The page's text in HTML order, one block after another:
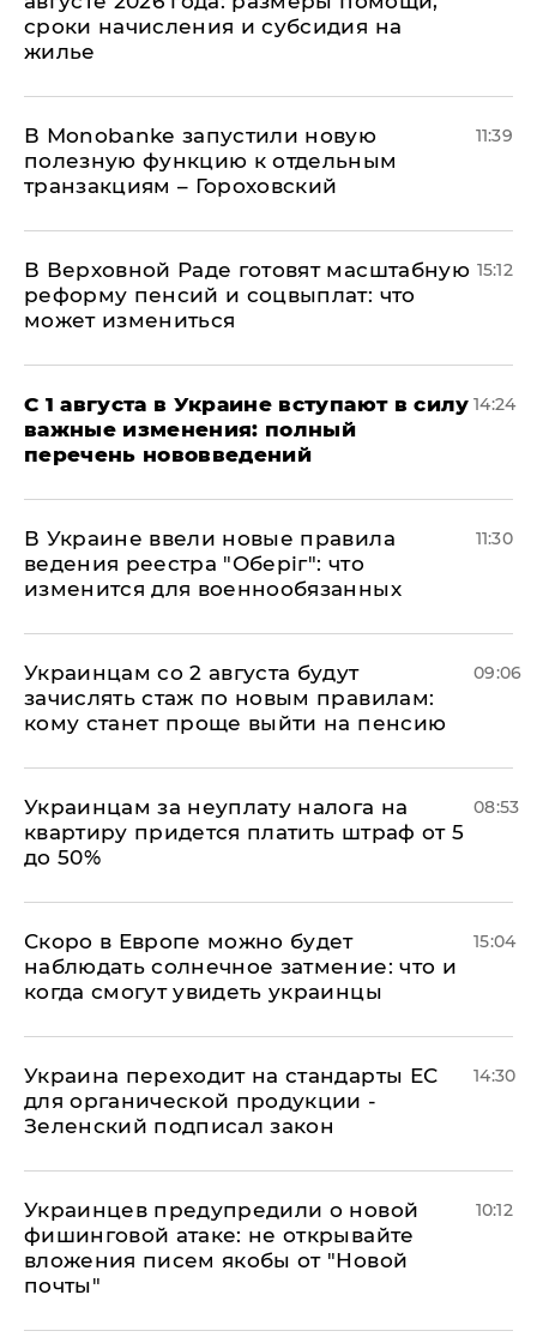
сроки начисления и субсидия на
жилье
В Мonobankе запустили новую
полезную функцию к отдельным
транзакциям – Гороховский
11:39
В Верховной Раде готовят масштабную
реформу пенсий и соцвыплат: что
может измениться
15:12
С 1 августа в Украине вступают в силу
важные изменения: полный
перечень нововведений
14:24
В Украине ввели новые правила
ведения реестра "Оберіг": что
изменится для военнообязанных
11:30
Украинцам со 2 августа будут
зачислять стаж по новым правилам:
кому станет проще выйти на пенсию
09:06
Украинцам за неуплату налога на
квартиру придется платить штраф от 5
до 50%
08:53
Скоро в Европе можно будет
наблюдать солнечное затмение: что и
когда смогут увидеть украинцы
15:04
Украина переходит на стандарты ЕС
для органической продукции -
Зеленский подписал закон
14:30
Украинцев предупредили о новой
фишинговой атаке: не открывайте
вложения писем якобы от "Новой
почты"
10:12